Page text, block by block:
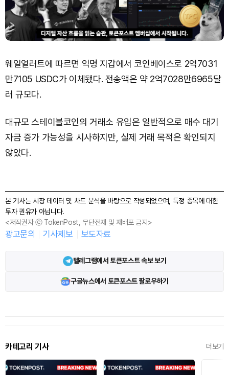
웨일얼러트에 따르면 익명 지갑에서 코인베이스로 2억7031
만7105 USDC가 이체됐다. 전송액은 약 2억7028만6965달
러 규모다.
대규모 스테이블코인의 거래소 유입은 일반적으로 매수 대기
자금 증가 가능성을 시사하지만, 실제 거래 목적은 확인되지
않았다.
본 기사는 시장 데이터 및 차트 분석을 바탕으로 작성되었으며, 특정 종목에 대한
투자 권유가 아닙니다.
<저작권자 ⓒ TokenPost, 무단전재 및 재배포 금지>
광고문의 기사제보 보도자료
텔레그램에서 토큰포스트 속보 보기
구글뉴스에서 토큰포스트 팔로우하기
카테고리 기사 더보기